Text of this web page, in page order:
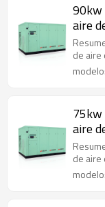
90kw
aire
de aire
75kw
aire
de aire